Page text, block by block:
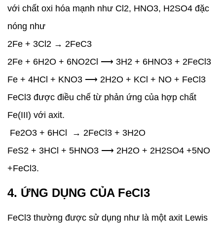
với chất oxi hóa mạnh như Cl2, HNO3, H2SO4 đặc
nóng như
2Fe + 3Cl2 → 2FeC3
2Fe + 6H2O + 6NO2Cl ⟶ 3H2 + 6HNO3 + 2FeCl3
Fe + 4HCl + KNO3 ⟶ 2H2O + KCl + NO + FeCl3
FeCl3 được điều chế từ phản ứng của hợp chất
Fe(III) với axit.
Fe2O3 + 6HCl → 2FeCl3 + 3H2O
FeS2 + 3HCl + 5HNO3 ⟶ 2H2O + 2H2SO4 +5NO
+FeCl3.
4. ỨNG DỤNG CỦA FeCl3
FeCl3 thường được sử dụng như là một axit Lewis